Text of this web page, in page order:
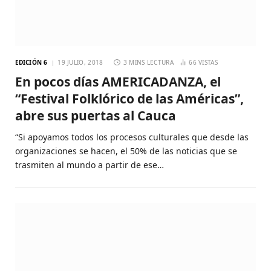
EDICIÓN 6 19 JULIO, 2018 3 MINS LECTURA 66VISTAS
En pocos días AMERICADANZA, el
“Festival Folklórico de las Américas”,
abre sus puertas al Cauca
“Si apoyamos todos los procesos culturales que desde las
organizaciones se hacen, el 50% de las noticias que se
trasmiten al mundo a partir de ese…